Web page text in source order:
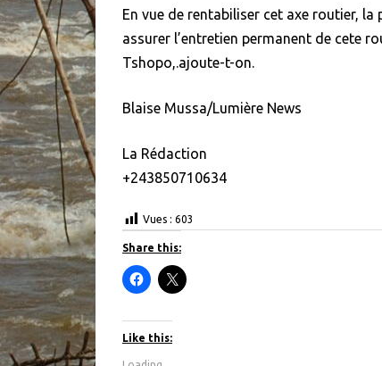
En vue de rentabiliser cet axe routier,
assurer l’entretien permanent de cete
Tshopo,.ajoute-t-on.
Blaise Mussa/Lumière News
La Rédaction
+243850710634
Vues : 603
Share this:
C
l
k
o
s
C
l
Like this: